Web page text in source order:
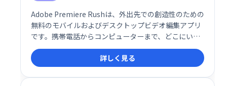
Adobe Premiere Rushは、外出先での創造性のための
無料のモバイルおよびデスクトップビデオ編集アプリ
です。携帯電話からコンピューターまで、どこにいて
も高品質のビデオを撮影、編集、共有できます。楽し
く、直感的で、ソーシャルメディアと同じくらい高速
で、フォロワーのフィードに出演する最も簡単な方法
です。
詳しく見る